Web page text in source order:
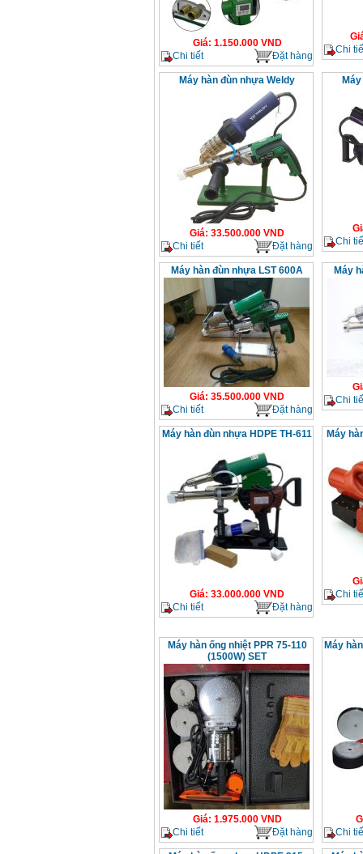
Giá: 1.150.000VND
Chi tiết
Đặt hàng
Chi
Máy hàn đùn nhựa Weldy
Giá: 33.500.000 VND
Chi tiết
Đặt hàng
Chi
Máy hàn đùn nhựa LST 600A
Giá: 35.500.000 VND
Chi tiết
Đặt hàng
Máy
Chi
Máy hàn đùn nhựa HDPE TH-611
Giá: 33.000.000 VND
Chi tiết
Đặt hàng
Máy
Chi
Máy hàn ống nhiệt PPR 75-110
(1500W) SET
Giá: 1.975.000VND
Chi tiết
Đặt hàng
Máy
Chi